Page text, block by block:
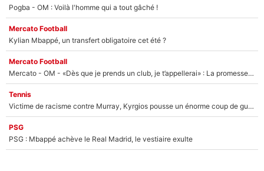
Pogba - OM : Voilà l'homme qui a tout gâché !
Mercato Football
Kylian Mbappé, un transfert obligatoire cet été ?
Mercato Football
Mercato - OM - «Dès que je prends un club, je t’appellerai» : La promesse de Marcelino au moment de claquer la porte
Tennis
Victime de racisme contre Murray, Kyrgios pousse un énorme coup de gueule !
PSG
PSG : Mbappé achève le Real Madrid, le vestiaire exulte